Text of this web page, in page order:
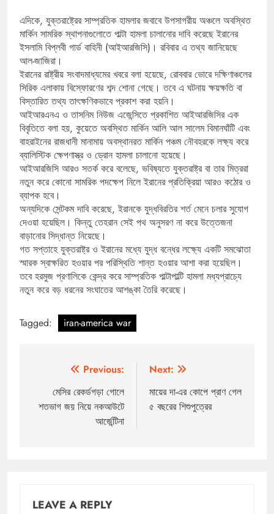
এদিকে, যুক্তরাষ্ট্রের সাম্প্রতিক হামলার জবাবে উপসাগরীয় অঞ্চলে অবস্থিত
মার্কিন সামরিক স্থাপনাগুলোতে পাল্টা হামলা চালানোর দাবি করেছে ইরানের
ইসলামি বিপ্লবী গার্ড বাহিনী (আইআরজিসি)। রবিবার এ তথ্য জানিয়েছে
আল-জাজিরা।
ইরানের রাষ্ট্রীয় সংবাদমাধ্যমের খবরে বলা হয়েছে, রোববার ভোরে দক্ষিণাঞ্চলের
সিরিক এলাকায় বিস্ফোরণের শব্দ শোনা গেছে। তবে এ ঘটনায় ক্ষয়ক্ষতি বা
বিস্তারিত তথ্য তাৎক্ষণিকভাবে প্রকাশ করা হয়নি।
আইআরএনএ ও তাসনিম নিউজ এজেন্সিতে প্রকাশিত আইআরজিসির এক
বিবৃতিতে বলা হয়, কুয়েতে অবস্থিত মার্কিন আলি আল সালেম বিমানঘাঁটি এবং
বাহরাইনের রাজধানী মানামায় অবস্থানরত মার্কিন পঞ্চম নৌবহরকে লক্ষ্য করে
ব্যালিস্টিক ক্ষেপণাস্ত্র ও ড্রোন হামলা চালানো হয়েছে।
আইআরজিসি আরও সতর্ক করে বলেছে, ভবিষ্যতে যুক্তরাষ্ট্র বা তার মিত্ররা
নতুন করে কোনো সামরিক পদক্ষেপ নিলে ইরানের প্রতিক্রিয়া আরও কঠোর ও
ব্যাপক হবে।
অন্যদিকে সেন্টকম দাবি করেছে, ইরানকে যুদ্ধবিরতির শর্ত মেনে চলার সুযোগ
দেওয়া হয়েছিল। কিন্তু তেহরান সেই পথ অনুসরণ না করে উত্তেজনা
বাড়ানোর সিদ্ধান্ত নিয়েছে।
গত সপ্তাহে যুক্তরাষ্ট্র ও ইরানের মধ্যে যুদ্ধ বন্ধের লক্ষ্যে একটি সমঝোতা
স্মারক স্বাক্ষরিত হওয়ার পর পরিস্থিতি শান্ত হওয়ার আশা করা হয়েছিল।
তবে হরমুজ প্রণালিকে কেন্দ্র করে সাম্প্রতিক পাল্টাপাল্টি হামলা মধ্যপ্রাচ্যে
নতুন করে বড় ধরনের সংঘাতের আশঙ্কা তৈরি করেছে।
Tagged: iran-america war
navigation
Previous:
মেসির রেকর্ডগড়া গোলে
শতভাগ জয় নিয়ে নকআউটে
আর্জেন্টিনা
Next:
মায়ের দা-এর কোপে প্রাণ গেল
৫ বছরের শিশুপুত্রের
LEAVE A REPLY